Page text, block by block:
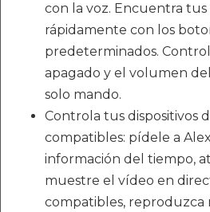
con la voz. Encuentra tus
rápidamente con los
predeterminados.
apagado y el volumen
solo mando.
Controla tus dispositivos
compatibles: pídele a
información del tiempo,
muestre el vídeo en
compatibles, reproduzca